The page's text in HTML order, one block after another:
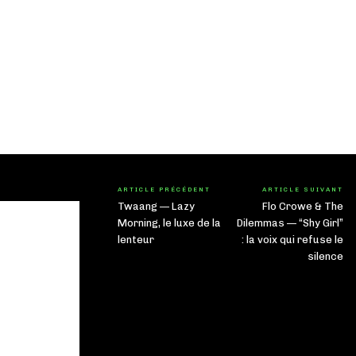
ARTICLE PRÉCÉDENT
Twaang — Lazy
Morning, le luxe de la
lenteur
ARTICLE SUIVANT
Flo Crowe & The
Dilemmas — “Shy Girl”
: la voix qui refuse le
silence